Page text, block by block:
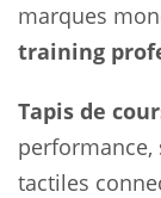
marques
training
Tapis de
performance,
tactiles